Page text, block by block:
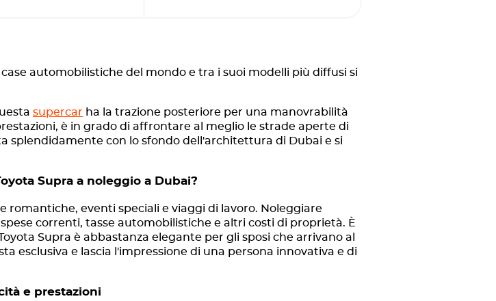
automobilistiche del mondo e tra i suoi modelli più diffusi si
supercar ha la trazione posteriore per una manovrabilità
è in grado di affrontare al meglio le strade aperte di
splendidamente con lo sfondo dell'architettura di Dubai e si
Supra a noleggio a Dubai?
eventi speciali e viaggi di lavoro. Noleggiare
correnti, tasse automobilistiche e altri costi di proprietà. È
Supra è abbastanza elegante per gli sposi che arrivano al
esclusiva e lascia l'impressione di una persona innovativa e di
e prestazioni